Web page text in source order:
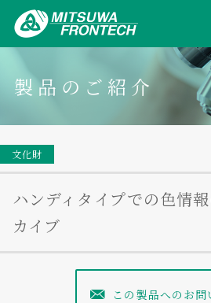
製品のご紹介
文化財
ハンディタイプでの色情
カイブ
この製品へのお問